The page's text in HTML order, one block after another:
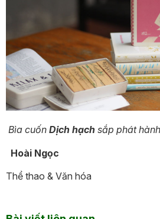
Bìa cuốn Dịch hạch sắp phát hành
Hoài Ngọc
Thể thao & Văn hóa